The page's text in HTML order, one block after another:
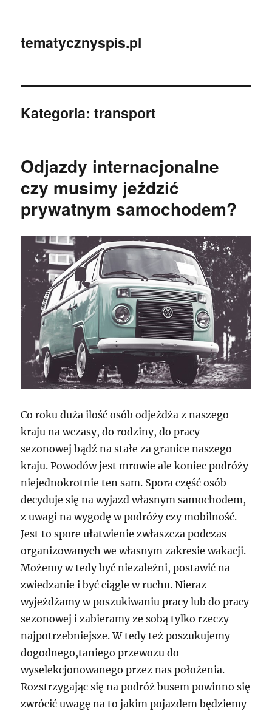
tematycznyspis.pl
Kategoria:transport
Odjazdy internacjonalne
czy musimy jeździć
prywatnym samochodem?
Co roku duża ilość osób odjeżdża z naszego
kraju na wczasy, do rodziny, do pracy
sezonowej bądź na stałe za granice naszego
kraju. Powodów jest mrowie ale koniec podróży
niejednokrotnie ten sam. Spora część osób
decyduje się na wyjazd własnym samochodem,
z uwagi na wygodę w podróży czy mobilność.
Jest to spore ułatwienie zwłaszcza podczas
organizowanych we własnym zakresie wakacji.
Możemy w tedy być niezależni, postawić na
zwiedzanie i być ciągle w ruchu. Nieraz
wyjeżdżamy w poszukiwaniu pracy lub do pracy
sezonowej i zabieramy ze sobą tylko rzeczy
najpotrzebniejsze. W tedy też poszukujemy
dogodnego,taniego przewozu do
wyselekcjonowanego przez nas położenia.
Rozstrzygając się na podróż busem powinno się
zwrócić uwagę na to jakim pojazdem będziemy